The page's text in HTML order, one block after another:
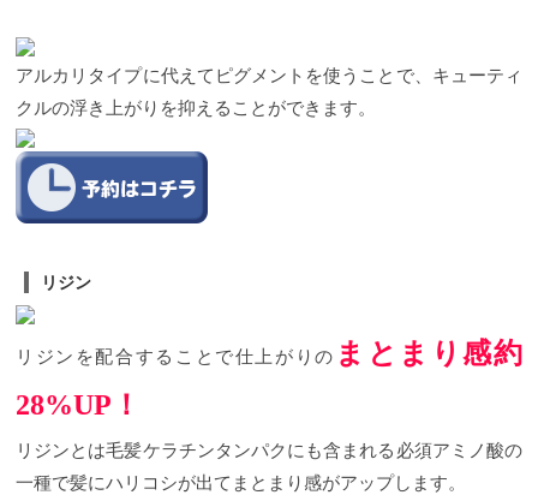
アルカリタイプに代えてピグメントを使うことで、キューティ
クルの浮き上がりを抑えることができます。
リジン
リジンを配合することで仕上がりの まとまり感約
28%UP ！
リジンとは毛髪ケラチンタンパクにも含まれる 必須アミノ酸の
一種で髪にハリコシが出てまとまり感がアップします。